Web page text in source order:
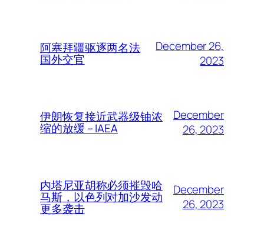
阿塞拜疆驱逐两名法
国外交官
December 26,
2023
伊朗恢复接近武器级铀浓
缩的放缓 – IAEA
December
26, 2023
内塔尼亚胡称必须摧毁哈
马斯，以色列对加沙发动
更多袭击
December
26, 2023